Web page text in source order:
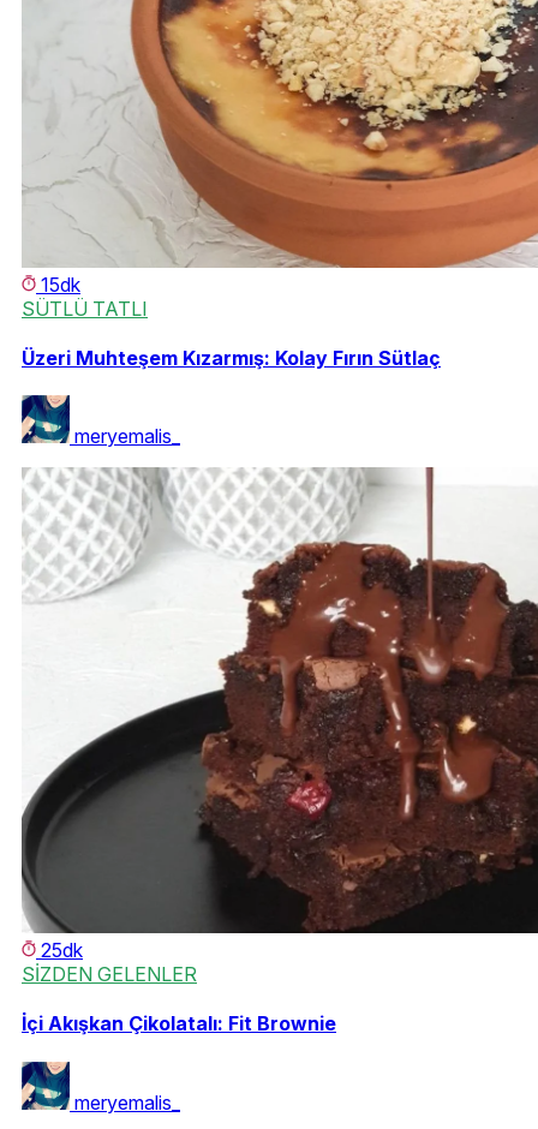
15dk
SÜTLÜ TATLI
Üzeri Muhteşem Kızarmış: Kolay Fırın Sütlaç
meryemalis_
25dk
SİZDEN GELENLER
İçi Akışkan Çikolatalı: Fit Brownie
meryemalis_